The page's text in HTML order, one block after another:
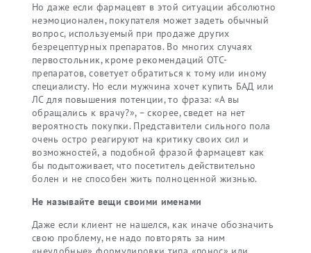
Но даже если фармацевт в этой ситуации абсолютно
неэмоционален, покупателя может задеть обычный
вопрос, используемый при продаже других
безрецептурных препаратов. Во многих случаях
первостольник, кроме рекомендаций ОТС-
препаратов, советует обратиться к тому или иному
специалисту. Но если мужчина хочет купить БАД или
ЛС для повышения потенции, то фраза: «А вы
обращались к врачу?», – скорее, сведет на нет
вероятность покупки. Представители сильного пола
очень остро реагируют на критику своих сил и
возможностей, а подобной фразой фармацевт как
бы подытоживает, что посетитель действительно
болен и не способен жить полноценной жизнью.
Не называйте вещи своими именами
Даже если клиент не нашелся, как иначе обозначить
свою проблему, не надо повторять за ним